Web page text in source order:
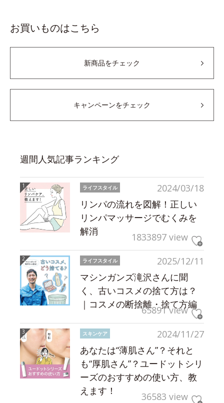
お買いものはこちら
新商品をチェック
キャンペーンをチェック
週間人気記事ランキング
2024/03/18
ライフスタイル
リンパの流れを図解！正しい
リンパマッサージでむくみを
解消
1833897 view
2025/12/11
ライフスタイル
マシンガンズ滝沢さんに聞
く、古いコスメの捨て方は？
｜コスメの断捨離・捨て方編
65891 view
2024/11/27
スキンケア
あなたは“薄肌さん”？それと
も“厚肌さん”？ユードットシリ
ーズのおすすめの使い方、教
えます！
36583 view